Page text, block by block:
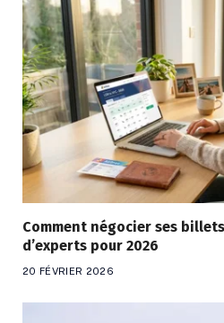
Comment négocier ses
d’experts pour 2026
20 FÉVRIER 2026